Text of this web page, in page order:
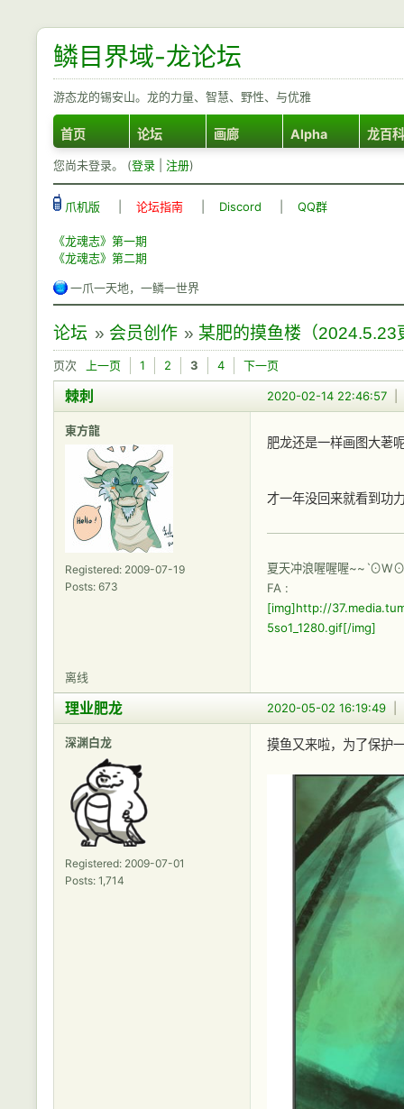
鳞目界域-龙论坛
游态龙的锡安山。龙的力量、智慧、野性、与优雅
首页 论坛 画廊 Alpha 龙百科
您尚未登录。 (登录 注册)
爪机版 论坛指南 Discord QQ群
《龙魂志》第一期
《龙魂志》第二期
一爪一天地，一鳞一世界
论坛 » 会员创作 » 某肥的摸鱼楼（2024.5.23
页次 上一页 1 2 3 4 下一页
2020-02-14 22:46:57
棘刺
東方龍
Registered: 2009-07-19
Posts: 673
肥龙还是一样画图大荖
才一年没回来就看到功
夏天冲浪喔喔喔
FA :
[img]http://
5so1_1280.gif[/img]
离线
2020-05-02 16:19:49
理业肥龙
深渊白龙
Registered: 2009-07-01
Posts: 1,714
摸鱼又来啦，为了保护